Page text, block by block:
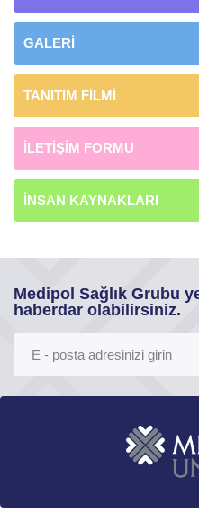
GALERİ
TANITIM FİLMİ
İLETİŞİM FORMU
İNSAN KAYNAKLARI
Medipol Sağlık Grubu
haberdar olabilirsiniz.